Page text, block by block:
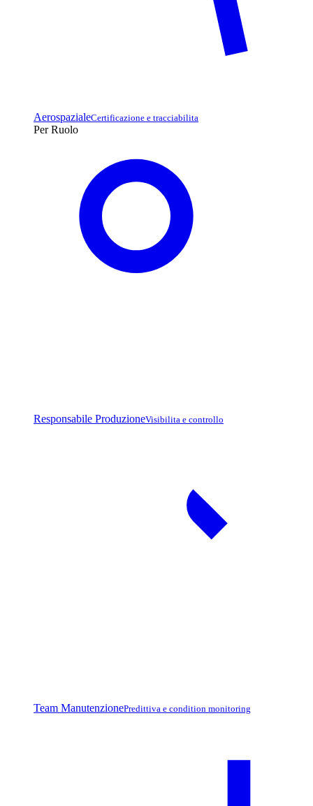
AerospazialeCertificazione e tracciabilita
Per Ruolo
Responsabile ProduzioneVisibilita e controllo
Team ManutenzionePredittiva e condition monitoring